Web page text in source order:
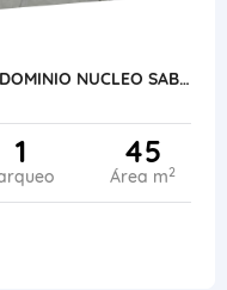
VENTA DE APARTAMENTO EN CONDOMINIO NUCLEO SABANA CON LINEA BLANCA. CM
1 45
Área m2